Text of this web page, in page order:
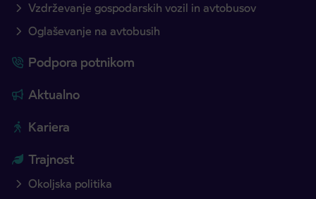
Vzdrževanje gospodarskih vozil in avtobusov
Oglaševanje na avtobusih
Podpora potnikom
Aktualno
Kariera
Trajnost
Okoljska politika